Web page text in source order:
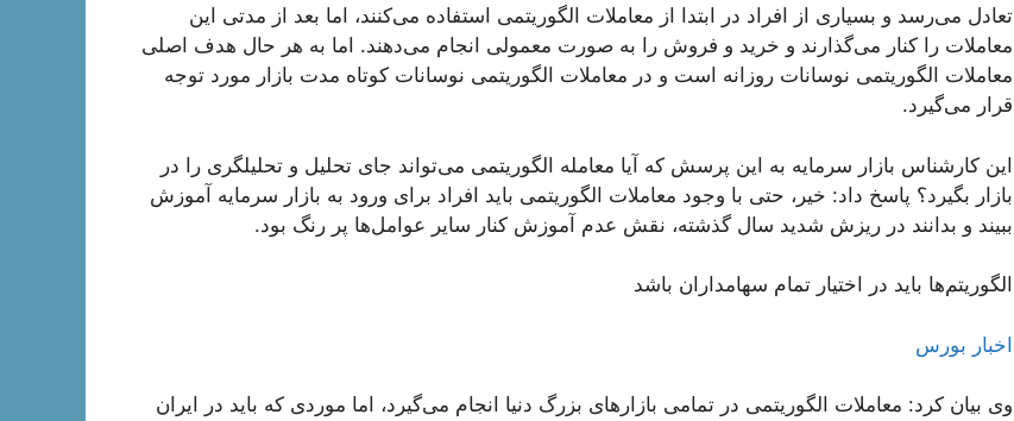
تعادل می‌رسد و بسیاری از افراد در ابتدا از معاملات الگوریتمی استفاده می‌کنند، اما بعد از مدتی این
معاملات را کنار می‌گذارند و خرید و فروش را به صورت معمولی انجام می‌دهند. اما به هر حال هدف اصلی
معاملات الگوریتمی نوسانات روزانه است و در معاملات الگوریتمی نوسانات کوتاه مدت بازار مورد توجه
قرار می‌گیرد.
این کارشناس بازار سرمایه به این پرسش که آیا معامله الگوریتمی می‌تواند جای تحلیل و تحلیلگری را در
بازار بگیرد؟ پاسخ داد: خیر، حتی با وجود معاملات الگوریتمی باید افراد برای ورود به بازار سرمایه آموزش
ببیند و بدانند در ریزش شدید سال گذشته، نقش عدم آموزش کنار سایر عوامل‌ها پر رنگ بود.
الگوریتم‌ها باید در اختیار تمام سهامداران باشد
اخبار بورس
وی بیان کرد: معاملات الگوریتمی در تمامی بازار‌های بزرگ دنیا انجام می‌گیرد، اما موردی که باید در ایران